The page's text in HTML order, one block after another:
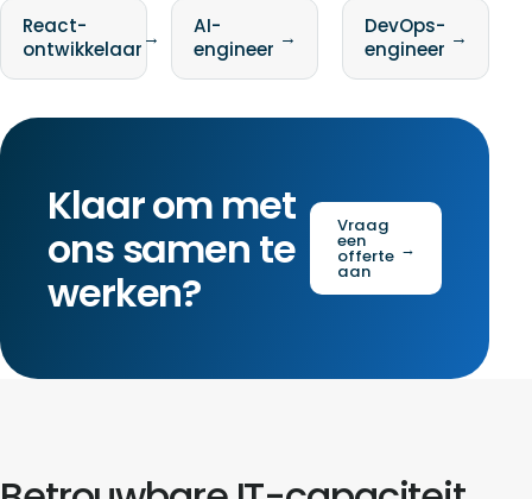
React-
ontwikkelaar→
AI-
engineer →
DevOps-
engineer →
Klaar om met
ons samen te
werken?
Vraag
een
offerte
aan
→